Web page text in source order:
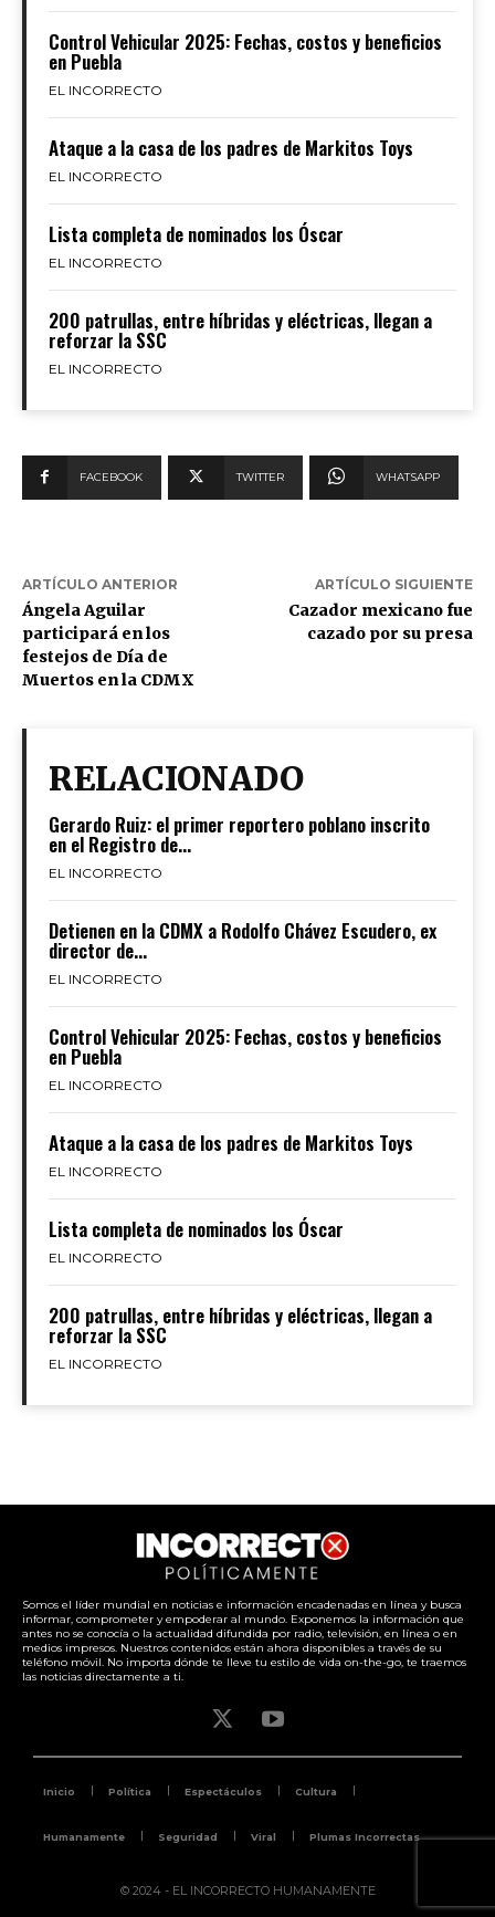
Control Vehicular 2025: Fechas, costos y beneficios
en Puebla
EL INCORRECTO
Ataque a la casa de los padres de Markitos Toys
EL INCORRECTO
Lista completa de nominados los Óscar
EL INCORRECTO
200 patrullas, entre híbridas y eléctricas, llegan a
reforzar la SSC
EL INCORRECTO
FACEBOOK TWITTER WHATSAPP
ARTÍCULO ANTERIOR
Ángela Aguilar
participará en los
festejos de Día de
Muertos en la CDMX
ARTÍCULO SIGUIENTE
Cazador mexicano fue
cazado por su presa
RELACIONADO
Gerardo Ruiz: el primer reportero poblano inscrito
en el Registro de...
EL INCORRECTO
Detienen en la CDMX a Rodolfo Chávez Escudero, ex
director de...
EL INCORRECTO
Control Vehicular 2025: Fechas, costos y beneficios
en Puebla
EL INCORRECTO
Ataque a la casa de los padres de Markitos Toys
EL INCORRECTO
Lista completa de nominados los Óscar
EL INCORRECTO
200 patrullas, entre híbridas y eléctricas, llegan a
reforzar la SSC
EL INCORRECTO
Somos el líder mundial en noticias e información encadenadas en línea y busca
informar, comprometer y empoderar al mundo. Exponemos la información que
antes no se conocía o la actualidad difundida por radio, televisión, en línea o en
medios impresos. Nuestros contenidos están ahora disponibles a través de su
teléfono móvil. No importa dónde te lleve tu estilo de vida on-the-go, te traemos
las noticias directamente a ti.
Inicio Política Espectáculos Cultura
Humanamente Seguridad Viral Plumas Incorrectas
© 2024 - EL INCORRECTO HUMANAMENTE